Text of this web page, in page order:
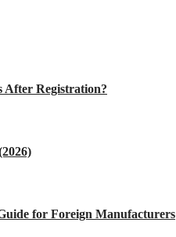
After Registration?
for Foreign Manufacturers